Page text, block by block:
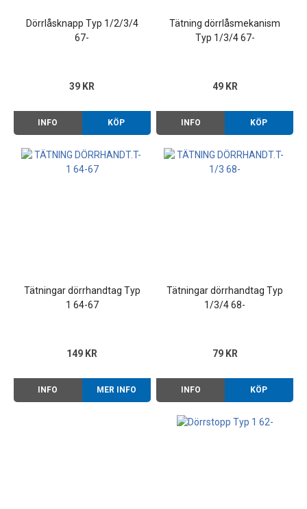
Dörrlåsknapp Typ 1/2/3/4
67-
39 KR
INFO KÖP
Tätning dörrlåsmekanism
Typ 1/3/4 67-
49 KR
INFO KÖP
Tätningar dörrhandtag Typ
1 64-67
149 KR
INFO MER INFO
Tätningar dörrhandtag Typ
1/3/4 68-
79 KR
INFO KÖP